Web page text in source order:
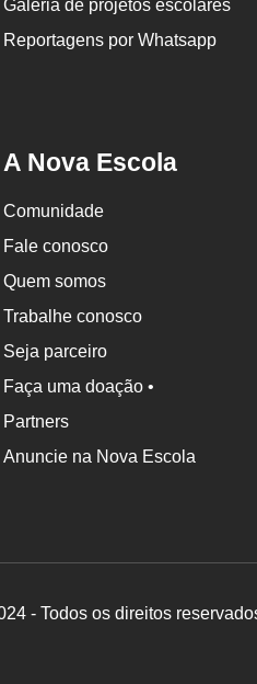
Galeria de projetos escolares
Reportagens por Whatsapp
A Nova Escola
Comunidade
Fale conosco
Quem somos
Trabalhe conosco
Seja parceiro
Faça uma doação •
Partners
Anuncie na Nova Escola
- Todos os direitos